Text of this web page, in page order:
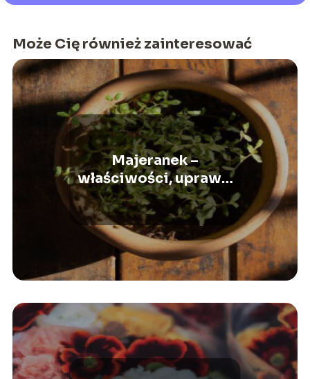
Może Cię również zainteresować
Majeranek –
właściwości, uprawa,
zastosowanie